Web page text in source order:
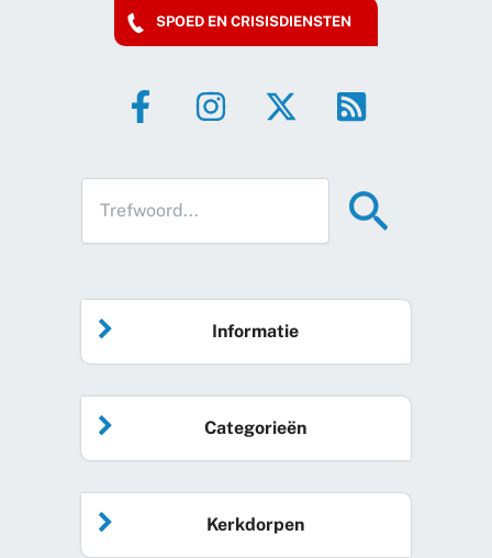
SPOED EN CRISISDIENSTEN
Informatie
Home
Agenda
Categorieën
Algemeen nieuws
Kerkdorpen